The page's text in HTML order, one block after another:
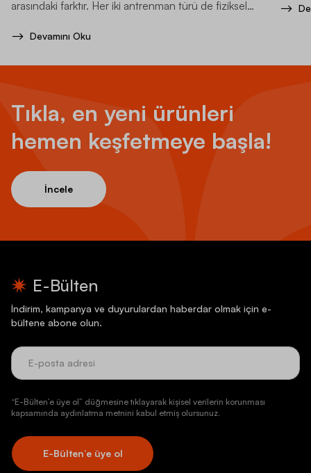
arasındaki farktır. Her iki antrenman türü de fiziksel
Devamını Oku
Tıkla, en yeni ürünleri
hemen keşfetmeye başla!
İncele
E-Bülten
İndirim, kampanya ve duyurulardan haberdar olmak için e-
bültene abone olun.
“E-Bülten’e üye ol” düğmesine tıklayarak kişisel verilerin korunması
kapsamında aydınlatma metnini kabul etmiş olursunuz.
E-Bülten’e üye ol